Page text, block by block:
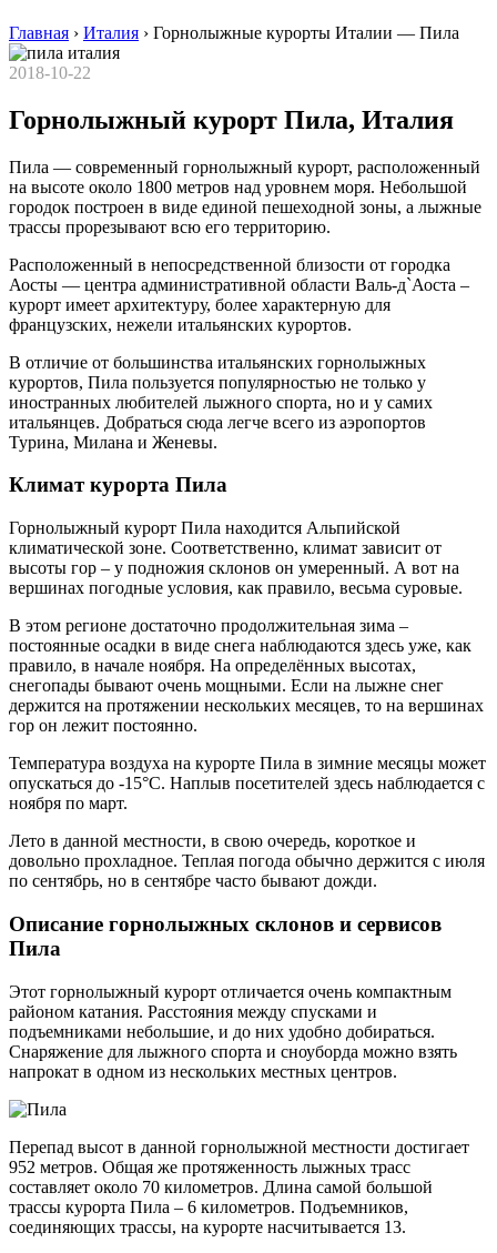
Главная › Италия › Горнолыжные курорты Италии — Пила
2018-10-22
Горнолыжный курорт Пила, Италия
Пила — современный горнолыжный курорт, расположенный
на высоте около 1800 метров над уровнем моря. Небольшой
городок построен в виде единой пешеходной зоны, а лыжные
трассы прорезывают всю его территорию.
Расположенный в непосредственной близости от городка
Аосты — центра административной области Валь-д`Аоста –
курорт имеет архитектуру, более характерную для
французских, нежели итальянских курортов.
В отличие от большинства итальянских горнолыжных
курортов, Пила пользуется популярностью не только у
иностранных любителей лыжного спорта, но и у самих
итальянцев. Добраться сюда легче всего из аэропортов
Турина, Милана и Женевы.
Климат курорта Пила
Горнолыжный курорт Пила находится Альпийской
климатической зоне. Соответственно, климат зависит от
высоты гор – у подножия склонов он умеренный. А вот на
вершинах погодные условия, как правило, весьма суровые.
В этом регионе достаточно продолжительная зима –
постоянные осадки в виде снега наблюдаются здесь уже, как
правило, в начале ноября. На определённых высотах,
снегопады бывают очень мощными. Если на лыжне снег
держится на протяжении нескольких месяцев, то на вершинах
гор он лежит постоянно.
Температура воздуха на курорте Пила в зимние месяцы может
опускаться до -15°C. Наплыв посетителей здесь наблюдается с
ноября по март.
Лето в данной местности, в свою очередь, короткое и
довольно прохладное. Теплая погода обычно держится с июля
по сентябрь, но в сентябре часто бывают дожди.
Описание горнолыжных склонов и сервисов
Пила
Этот горнолыжный курорт отличается очень компактным
районом катания. Расстояния между спусками и
подъемниками небольшие, и до них удобно добираться.
Снаряжение для лыжного спорта и сноуборда можно взять
напрокат в одном из нескольких местных центров.
Перепад высот в данной горнолыжной местности достигает
952 метров. Общая же протяженность лыжных трасс
составляет около 70 километров. Длина самой большой
трассы курорта Пила – 6 километров. Подъемников,
соединяющих трассы, на курорте насчитывается 13.